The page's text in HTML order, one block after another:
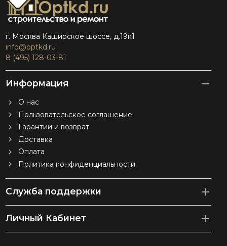
г. Москва Каширское шоссе, д.19к1
info@optkd.ru
8 (495) 128-03-81
Информация
О нас
Пользовательское соглашение
Гарантии и возврат
Доставка
Оплата
Политика конфиденциальности
Служба поддержки
Личный Кабинет